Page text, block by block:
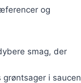
og
smag, der
i saucen